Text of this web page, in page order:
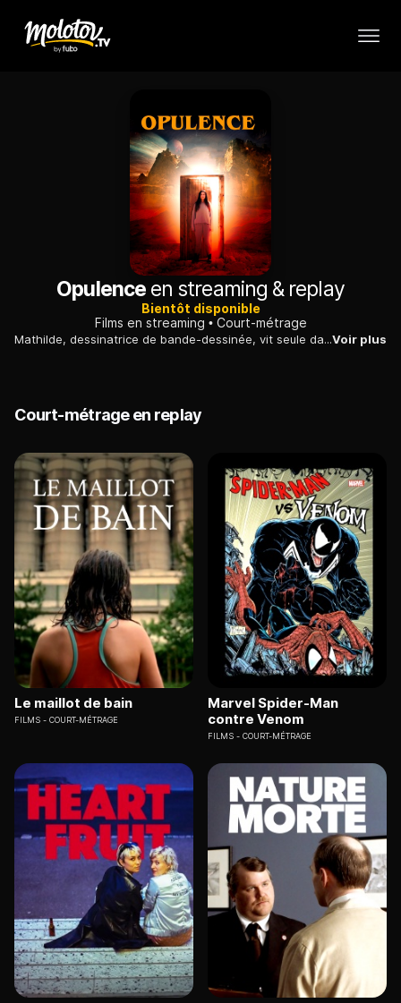
Opulenceen streaming & replay
Bientôt disponible
Films en streaming
Court-métrage
Mathilde, dessinatrice de bande-dessinée, vit seule dans une maison-atelier à la campagne. Alors qu'elle travaille d'arrache-pied sur le nouvel album des aventures futuriste de Saul, son héros ...Voir plus
Court-métrage en replay
Le maillot de bain
FILMS COURT-MÉTRAGE
Marvel Spider-Man
contre Venom
FILMS COURT-MÉTRAGE